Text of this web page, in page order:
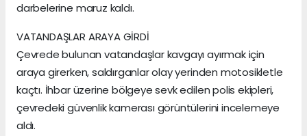
darbelerine maruz kaldı.
VATANDAŞLAR ARAYA GİRDİ
Çevrede bulunan vatandaşlar kavgayı ayırmak için
araya girerken, saldırganlar olay yerinden motosikletle
kaçtı. İhbar üzerine bölgeye sevk edilen polis ekipleri,
çevredeki güvenlik kamerası görüntülerini incelemeye
aldı.